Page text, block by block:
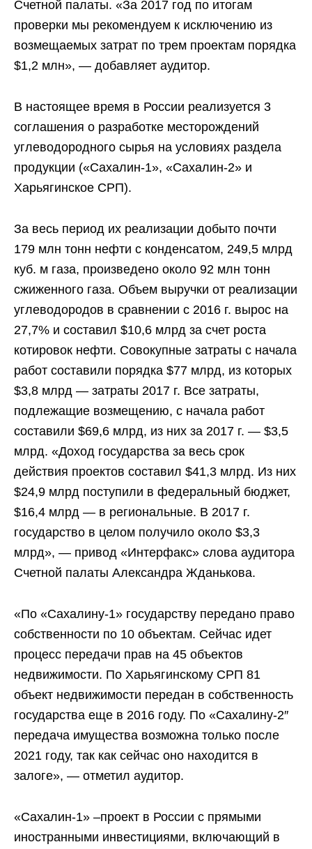
Счетной палаты. «За 2017 год по итогам
проверки мы рекомендуем к исключению из
возмещаемых затрат по трем проектам порядка
$1,2 млн», — добавляет аудитор.
В настоящее время в России реализуется 3
соглашения о разработке месторождений
углеводородного сырья на условиях раздела
продукции («Сахалин-1», «Сахалин-2» и
Харьягинское СРП).
За весь период их реализации добыто почти
179 млн тонн нефти с конденсатом, 249,5 млрд
куб. м газа, произведено около 92 млн тонн
сжиженного газа. Объем выручки от реализации
углеводородов в сравнении с 2016 г. вырос на
27,7% и составил $10,6 млрд за счет роста
котировок нефти. Совокупные затраты с начала
работ составили порядка $77 млрд, из которых
$3,8 млрд — затраты 2017 г. Все затраты,
подлежащие возмещению, с начала работ
составили $69,6 млрд, из них за 2017 г. — $3,5
млрд. «Доход государства за весь срок
действия проектов составил $41,3 млрд. Из них
$24,9 млрд поступили в федеральный бюджет,
$16,4 млрд — в региональные. В 2017 г.
государство в целом получило около $3,3
млрд», — привод «Интерфакс» слова аудитора
Счетной палаты Александра Жданькова.
«По «Сахалину-1» государству передано право
собственности по 10 объектам. Сейчас идет
процесс передачи прав на 45 объектов
недвижимости. По Харьягинскому СРП 81
объект недвижимости передан в собственность
государства еще в 2016 году. По «Сахалину-2″
передача имущества возможна только после
2021 году, так как сейчас оно находится в
залоге», — отметил аудитор.
«Сахалин-1» –проект в России с прямыми
иностранными инвестициями, включающий в